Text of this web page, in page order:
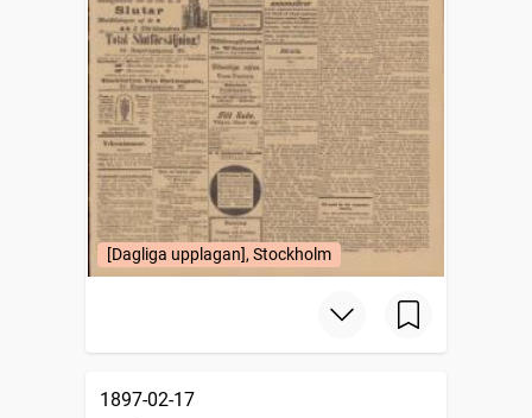
[Dagliga upplagan], Stockholm
1897-02-17